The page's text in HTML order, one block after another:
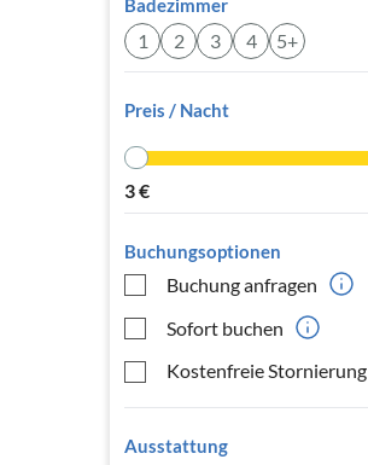
Badezimmer
1 2 3 4 5+
Preis / Nacht
3€
Buchungsoptionen
Buchung anfragen
Sofort buchen
Kostenfreie Stornierung
Ausstattung